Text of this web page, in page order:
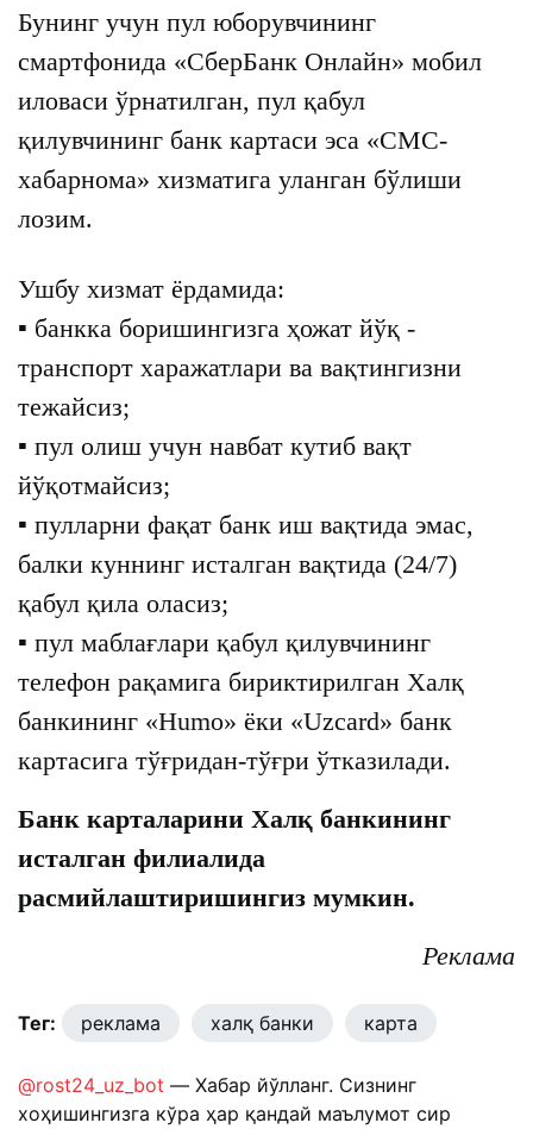
Бунинг учун пул юборувчининг
смартфонида «СберБанк Онлайн» мобил
иловаси ўрнатилган, пул қабул
қилувчининг банк картаси эса «СМС-
хабарнома» хизматига уланган бўлиши
лозим.
Ушбу хизмат ёрдамида:
▪️ банкка боришингизга ҳожат йўқ -
транспорт харажатлари ва вақтингизни
тежайсиз;
▪️ пул олиш учун навбат кутиб вақт
йўқотмайсиз;
▪️ пулларни фақат банк иш вақтида эмас,
балки куннинг исталган вақтида (24/7)
қабул қила оласиз;
▪️ пул маблағлари қабул қилувчининг
телефон рақамига бириктирилган Халқ
банкининг «Humo» ёки «Uzcard» банк
картасига тўғридан-тўғри ўтказилади.
Банк карталарини Халқ банкининг
исталган филиалида
расмийлаштиришингиз мумкин.
Реклама
Тег: реклама халқ банки карта
@rost24_uz_bot — Хабар йўлланг. Сизнинг
хоҳишингизга кўра ҳар қандай маълумот сир